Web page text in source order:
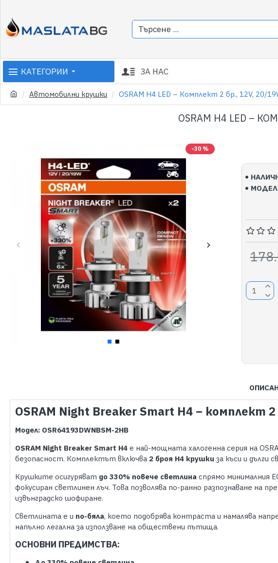
КАТЕГОРИИ ЗА НАС
Автомобилни крушки OSRAM H4 LED – Комплект 2 бр., 12V, 20/
OSRAM H4 LED –
-30 %
OSRAM Night Breaker Smart H4 – комплект 2
Модел: OSR64193DWNBSM-2HB
OSRAM Night Breaker Smart H4 е най-мощната халогенна серия на
безопасност. Комплектът включва 2 броя H4 крушки за къси и дълги
Крушките осигуряват до 330% повече светлина спрямо минималния
фокусиран светлинен лъч. Това позволява по-ранно разпознаване на
извънградско шофиране.
Светлината е и по-бяла, което подобрява контраста и намалява
напълно легална за използване на обществени пътища.
ОСНОВНИ ПРЕДИМСТВА: